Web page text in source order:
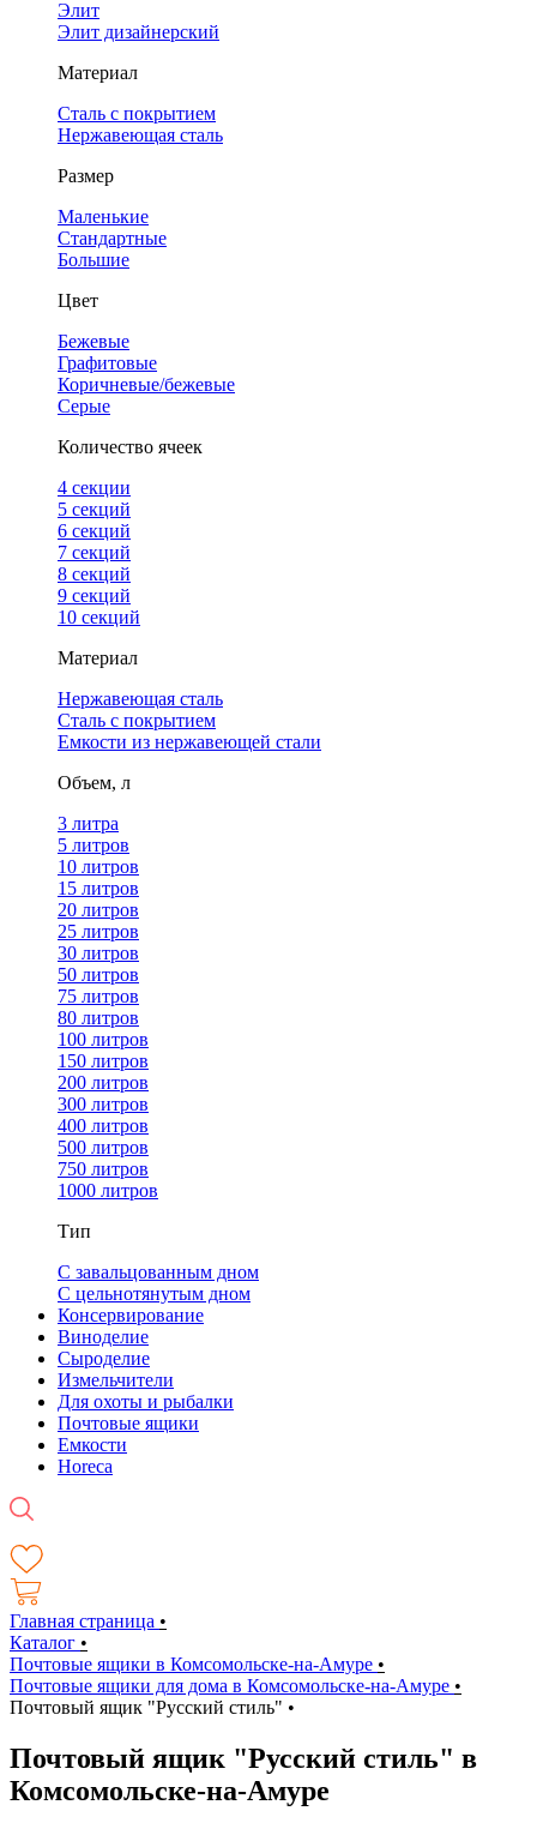
Элит
Элит дизайнерский
Материал
Сталь с покрытием
Нержавеющая сталь
Размер
Маленькие
Стандартные
Большие
Цвет
Бежевые
Графитовые
Коричневые/бежевые
Серые
Количество ячеек
4 cекции
5 секций
6 секций
7 секций
8 секций
9 секций
10 секций
Материал
Нержавеющая сталь
Сталь с покрытием
Емкости из нержавеющей стали
Объем, л
3 литра
5 литров
10 литров
15 литров
20 литров
25 литров
30 литров
50 литров
75 литров
80 литров
100 литров
150 литров
200 литров
300 литров
400 литров
500 литров
750 литров
1000 литров
Тип
С завальцованным дном
С цельнотянутым дном
Консервирование
Виноделие
Сыроделие
Измельчители
Для охоты и рыбалки
Почтовые ящики
Емкости
Horeca
Главная страница •
Каталог •
Почтовые ящики в Комсомольске-на-Амуре •
Почтовые ящики для дома в Комсомольске-на-Амуре •
Почтовый ящик "Русский стиль" •
Почтовый ящик "Русский стиль" в
Комсомольске-на-Амуре